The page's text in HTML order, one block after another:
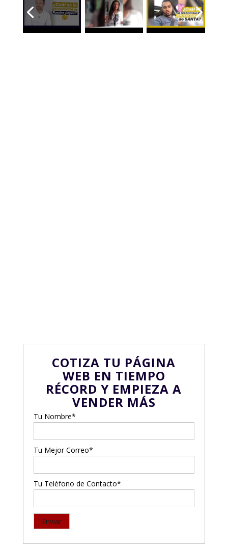
COTIZA TU PÁGINA
WEB EN TIEMPO
RÉCORD Y EMPIEZA A
VENDER MÁS
Tu Nombre*
Tu Mejor Correo*
Tu Teléfono de Contacto*